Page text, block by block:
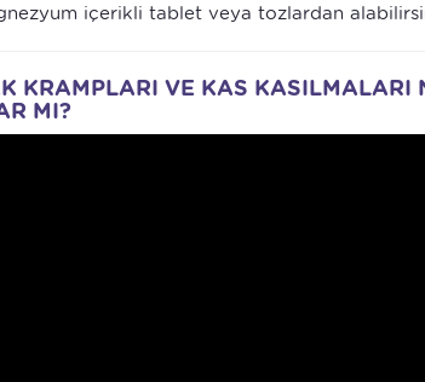
içerikli tablet veya tozlardan
KRAMPLARI VE KAS KASILMALARI
MI?